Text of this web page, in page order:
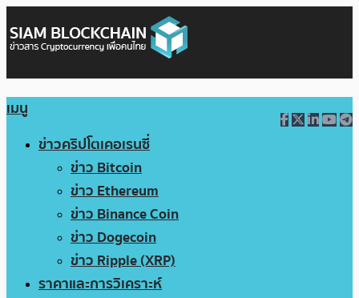
เมนู
ข่าวคริปโตเคอเรนซี่
ข่าว Bitcoin
ข่าว Ethereum
ข่าว Binance Coin
ข่าว Dogecoin
ข่าว Ripple (XRP)
ราคาและการวิเคราะห์